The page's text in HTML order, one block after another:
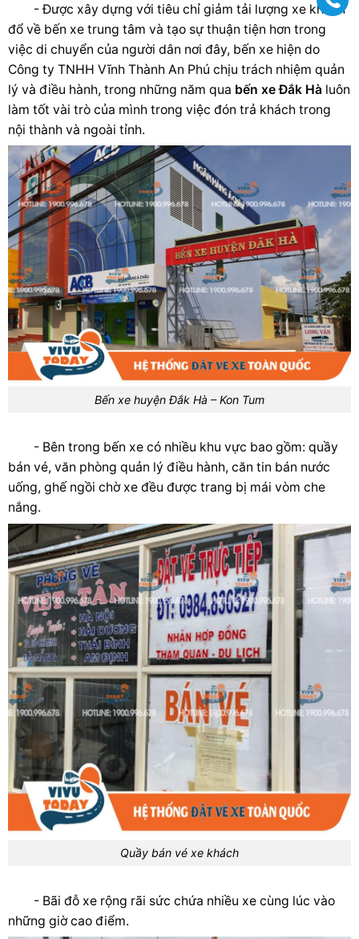
- Được xây dựng với tiêu chỉ giảm tải lượng xe khách
đổ về bến xe trung tâm và tạo sự thuận tiện hơn trong
việc di chuyển của người dân nơi đây, bến xe hiện do
Công ty TNHH Vĩnh Thành An Phú chịu trách nhiệm quản
lý và điều hành, trong những năm qua bến xe Đắk Hà luôn
làm tốt vài trò của mình trong việc đón trả khách trong
nội thành và ngoài tỉnh.
Bến xe huyện Đắk Hà – Kon Tum
- Bên trong bến xe có nhiều khu vực bao gồm: quầy
bán vé, văn phòng quản lý điều hành, căn tin bán nước
uống, ghế ngồi chờ xe đều được trang bị mái vòm che
nắng.
Quầy bán vé xe khách
- Bãi đỗ xe rộng rãi sức chứa nhiều xe cùng lúc vào
những giờ cao điểm.